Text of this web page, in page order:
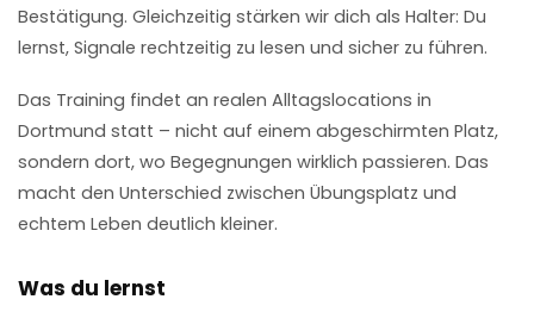
Bestätigung. Gleichzeitig stärken wir dich als Halter: Du
lernst, Signale rechtzeitig zu lesen und sicher zu führen.
Das Training findet an realen Alltagslocations in
Dortmund statt – nicht auf einem abgeschirmten Platz,
sondern dort, wo Begegnungen wirklich passieren. Das
macht den Unterschied zwischen Übungsplatz und
echtem Leben deutlich kleiner.
Was du lernst